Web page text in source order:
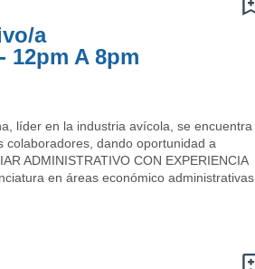
a
12pm A 8pm
líder en la industria avícola, se encuentra
colaboradores, dando oportunidad a
ADMINISTRATIVO CON EXPERIENCIA
en áreas económico administrativas